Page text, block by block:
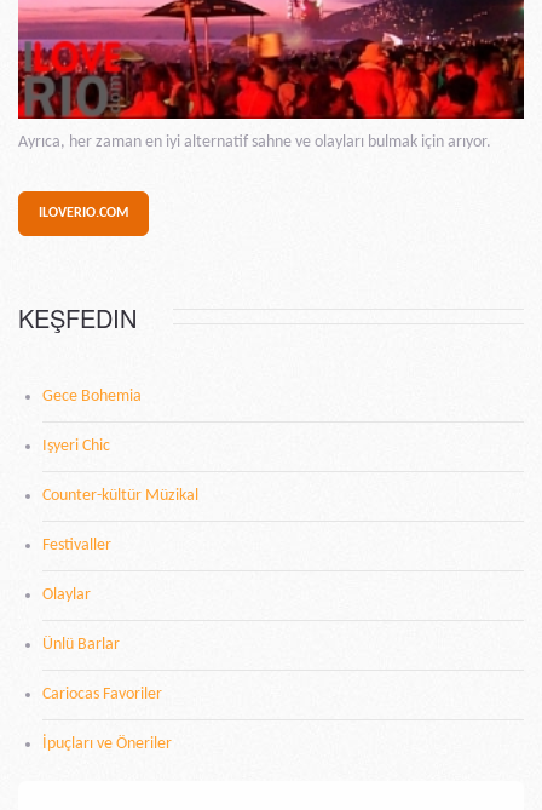
Ayrıca, her zaman en iyi alternatif sahne ve olayları bulmak için arıyor.
ILOVERIO.COM
KEŞFEDIN
Gece Bohemia
Işyeri Chic
Counter-kültür Müzikal
Festivaller
Olaylar
Ünlü Barlar
Cariocas Favoriler
İpuçları ve Öneriler